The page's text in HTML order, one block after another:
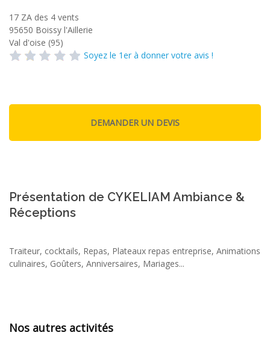
17 ZA des 4 vents
95650 Boissy l'Aillerie
Val d'oise (95)
Soyez le 1er à donner votre avis !
Présentation de CYKELIAM Ambiance &
Réceptions
Traiteur, cocktails, Repas, Plateaux repas entreprise, Animations
culinaires, Goûters, Anniversaires, Mariages...
Nos autres activités